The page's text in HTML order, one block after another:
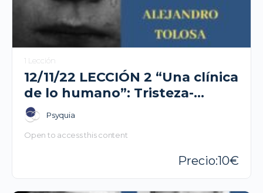
1 Lección
12/11/22 LECCIÓN 2 “Una clínica
de lo humano”: Tristeza-
Alejandro Tolosa
Psyquia
Open to access this content
10